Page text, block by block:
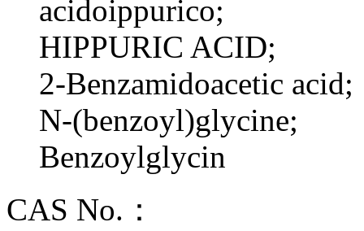
acidoippurico;
HIPPURIC ACID;
2-Benzamidoacetic acid;
N-(benzoyl)glycine;
Benzoylglycin
CAS No.：